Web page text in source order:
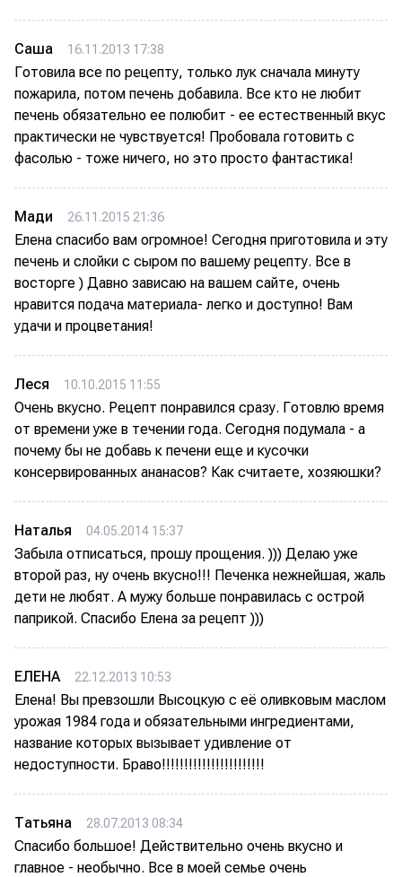
Саша 16.11.2013 17:38
Готовила все по рецепту, только лук сначала минуту
пожарила, потом печень добавила. Все кто не любит
печень обязательно ее полюбит - ее естественный вкус
практически не чувствуется! Пробовала готовить с
фасолью - тоже ничего, но это просто фантастика!
Мади 26.11.2015 21:36
Елена спасибо вам огромное! Сегодня приготовила и эту
печень и слойки с сыром по вашему рецепту. Все в
восторге ) Давно зависаю на вашем сайте, очень
нравится подача материала- легко и доступно! Вам
удачи и процветания!
Леся 10.10.2015 11:55
Очень вкусно. Рецепт понравился сразу. Готовлю время
от времени уже в течении года. Сегодня подумала - а
почему бы не добавь к печени еще и кусочки
консервированных ананасов? Как считаете, хозяюшки?
Наталья 04.05.2014 15:37
Забыла отписаться, прошу прощения. ))) Делаю уже
второй раз, ну очень вкусно!!! Печенка нежнейшая, жаль
дети не любят. А мужу больше понравилась с острой
паприкой. Спасибо Елена за рецепт )))
ЕЛЕНА 22.12.2013 10:53
Елена! Вы превзошли Высоцкую с её оливковым маслом
урожая 1984 года и обязательными ингредиентами,
название которых вызывает удивление от
недоступности. Браво!!!!!!!!!!!!!!!!!!!!!!!
Татьяна 28.07.2013 08:34
Спасибо большое! Действительно очень вкусно и
главное - необычно. Все в моей семье очень